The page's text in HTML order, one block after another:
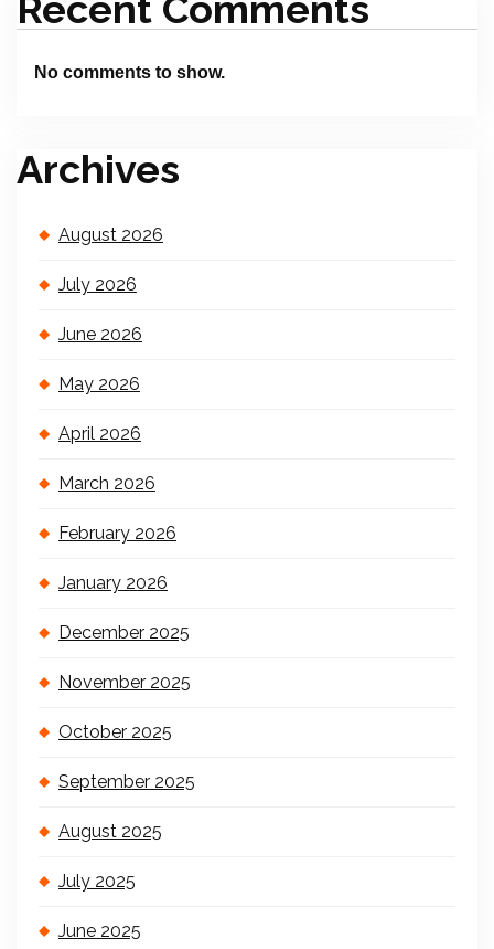
No comments to show.
Archives
August 2026
July 2026
June 2026
May 2026
April 2026
March 2026
February 2026
January 2026
December 2025
November 2025
October 2025
September 2025
August 2025
July 2025
June 2025